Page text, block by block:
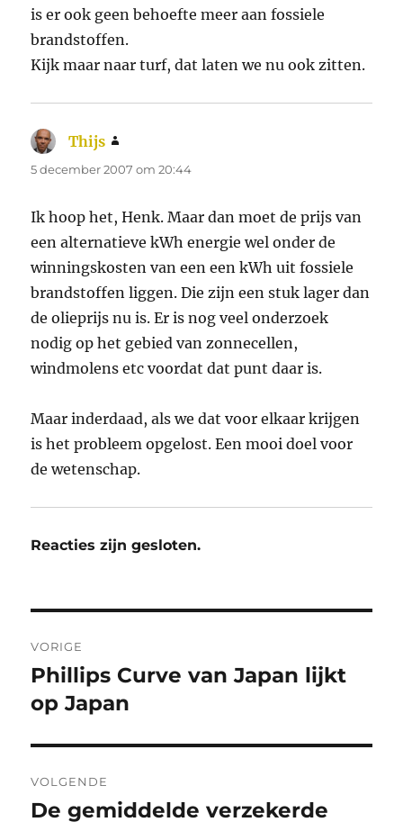
is er ook geen behoefte meer aan fossiele
brandstoffen.
Kijk maar naar turf, dat laten we nu ook zitten.
Thijs
5 december 2007 om 20:44
Ik hoop het, Henk. Maar dan moet de prijs van
een alternatieve kWh energie wel onder de
winningskosten van een een kWh uit fossiele
brandstoffen liggen. Die zijn een stuk lager dan
de olieprijs nu is. Er is nog veel onderzoek
nodig op het gebied van zonnecellen,
windmolens etc voordat dat punt daar is.
Maar inderdaad, als we dat voor elkaar krijgen
is het probleem opgelost. Een mooi doel voor
de wetenschap.
Reacties zijn gesloten.
navigatie
VORIGE
Vorig
bericht:
Phillips Curve van Japan lijkt
op Japan
VOLGENDE
Volgend
De gemiddelde verzekerde